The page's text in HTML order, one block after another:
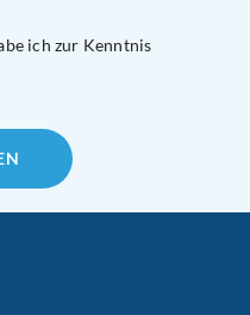
ich zur Kenntnis